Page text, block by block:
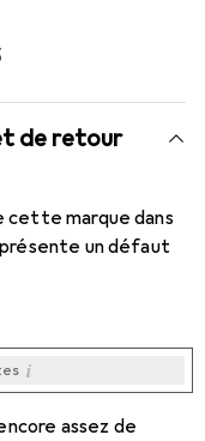
de retour
cette marque dans
un défaut
i
i
i
i
i
assez de